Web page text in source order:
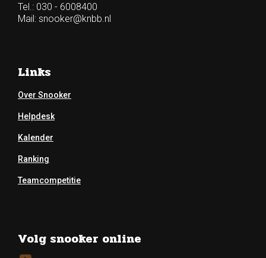
Tel.: 030 - 6008400
Mail: snooker@knbb.nl
Links
Over Snooker
Helpdesk
Kalender
Ranking
Teamcompetitie
Volg snooker online